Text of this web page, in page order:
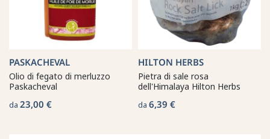
PASKACHEVAL
Olio di fegato di merluzzo
Paskacheval
da 23,00 €
HILTON HERBS
Pietra di sale rosa
dell'Himalaya Hilton Herbs
da 6,39 €